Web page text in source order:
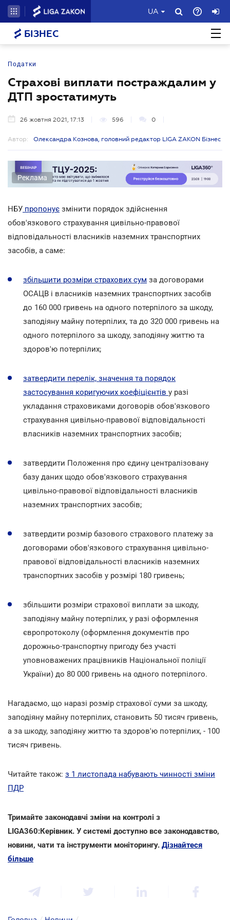
UA
БІЗНЕС
Податки
Страхові виплати постраждалим у
ДТП зростатимуть
26 жовтня 2021, 17:13 596 0
Автор: Олександра Кознова, головний редактор LIGA ZAKON Бізнес
Реклама
НБУ пропонує змінити порядок здійснення
обов'язкового страхування цивільно-правової
відповідальності власників наземних транспортних
засобів, а саме:
збільшити розміри страхових сум за договорами
ОСАЦВ і власників наземних транспортних засобів
до 160 000 гривень на одного потерпілого за шкоду,
заподіяну майну потерпілих, та до 320 000 гривень на
одного потерпілого за шкоду, заподіяну життю та
здоров'ю потерпілих;
затвердити перелік, значення та порядок
застосування коригуючих коефіцієнтів у разі
укладання страховиками договорів обов'язкового
страхування цивільно-правової відповідальності
власників наземних транспортних засобів;
затвердити Положення про єдину централізовану
базу даних щодо обов'язкового страхування
цивільно-правової відповідальності власників
наземних транспортних засобів;
затвердити розмір базового страхового платежу за
договорами обов'язкового страхування цивільно-
правової відповідальності власників наземних
транспортних засобів у розмірі 180 гривень;
збільшити розміри страхової виплати за шкоду,
заподіяну майну потерпілих, у разі оформлення
європротоколу (оформлення документів про
дорожньо-транспортну пригоду без участі
уповноважених працівників Національної поліції
України) до 80 000 гривень на одного потерпілого.
Нагадаємо, що наразі розмір страхової суми за шкоду,
заподіяну майну потерпілих, становить 50 тисяч гривень,
а за шкоду, заподіяну життю та здоров'ю потерпілих, - 100
тисяч гривень.
Читайте також: з 1 листопада набувають чинності зміни
ПДР
Тримайте законодавчі зміни на контролі з
LIGA360:Керівник. У системі доступно все законодавство,
новини, чати та інструменти моніторингу. Дізнайтеся
більше